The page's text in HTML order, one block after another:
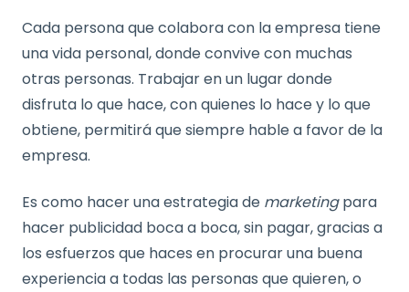
Cada persona que colabora con la empresa tiene
una vida personal, donde convive con muchas
otras personas. Trabajar en un lugar donde
disfruta lo que hace, con quienes lo hace y lo que
obtiene, permitirá que siempre hable a favor de la
empresa.
Es como hacer una estrategia de marketingpara
hacer publicidad boca a boca, sin pagar, gracias a
los esfuerzos que haces en procurar una buena
experiencia a todas las personas que quieren, o